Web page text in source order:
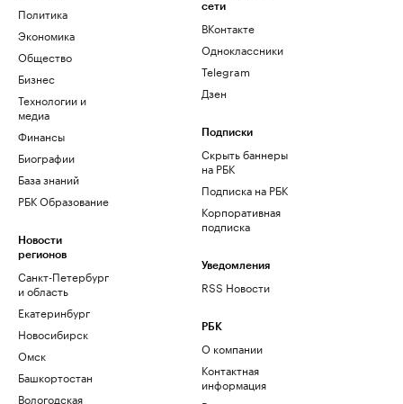
Политика
Экономика
Общество
Бизнес
Технологии и
медиа
Финансы
Биографии
База знаний
РБК Образование
Новости
регионов
Санкт-Петербург
и область
Екатеринбург
Новосибирск
Омск
Башкортостан
Вологодская
сети
ВКонтакте
Одноклассники
Telegram
Дзен
Подписки
Скрыть баннеры
на РБК
Подписка на РБК
Корпоративная
подписка
Уведомления
RSS Новости
РБК
О компании
Контактная
информация